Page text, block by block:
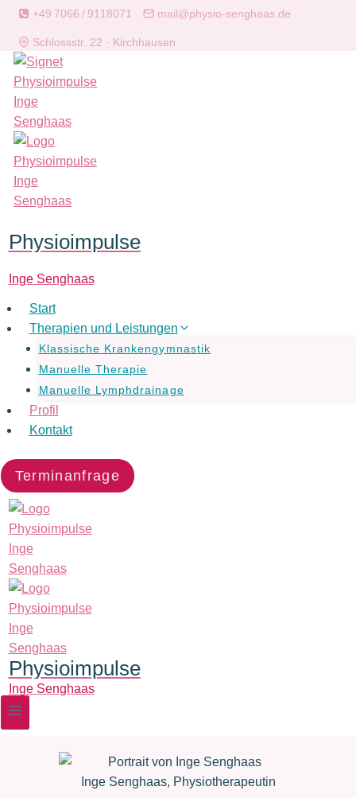
Zum
springen
+49 7066 / 9118071 mail@physio-senghaas.de
Schlossstr. 22 · Kirchhausen
Physioimpulse
Inge Senghaas
Start
Therapien und Leistungen
Klassische Krankengymnastik
Manuelle Therapie
Manuelle Lymphdrainage
Profil
Kontakt
Terminanfrage
Physioimpulse
Inge Senghaas
Inge Senghaas, Physiotherapeutin